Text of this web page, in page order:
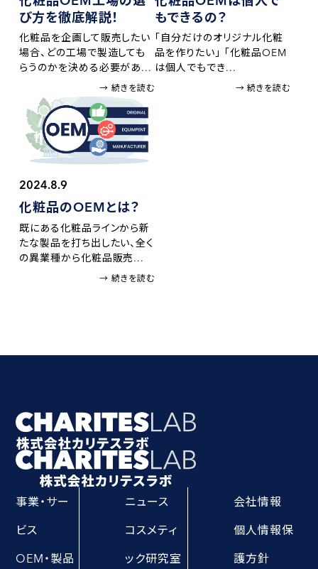
び方を徹底解説！
化粧品を企画して販売したい
場合、どの工場で製造しても
らうのかを決める必要があ...
→ 続きを読む
もできるの？
「自分だけのオリジナル化粧
品を作りたい」 「化粧品OEM
は個人でもでき...
→ 続きを読む
2024.8.9
化粧品のOEMとは？
既にある化粧品ラインから新
たな製品を打ち出したい、全く
の異業種から化粧品販売...
→ 続きを読む
事業・サー
ビス
OEM・製品
ニュース
コスメティ
ック研究室
会社情報
個人情報保
護方針